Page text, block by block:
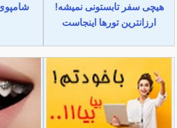
هیچی سفر تابستونی نمیشه!
ارزانترین تورها اینجاست